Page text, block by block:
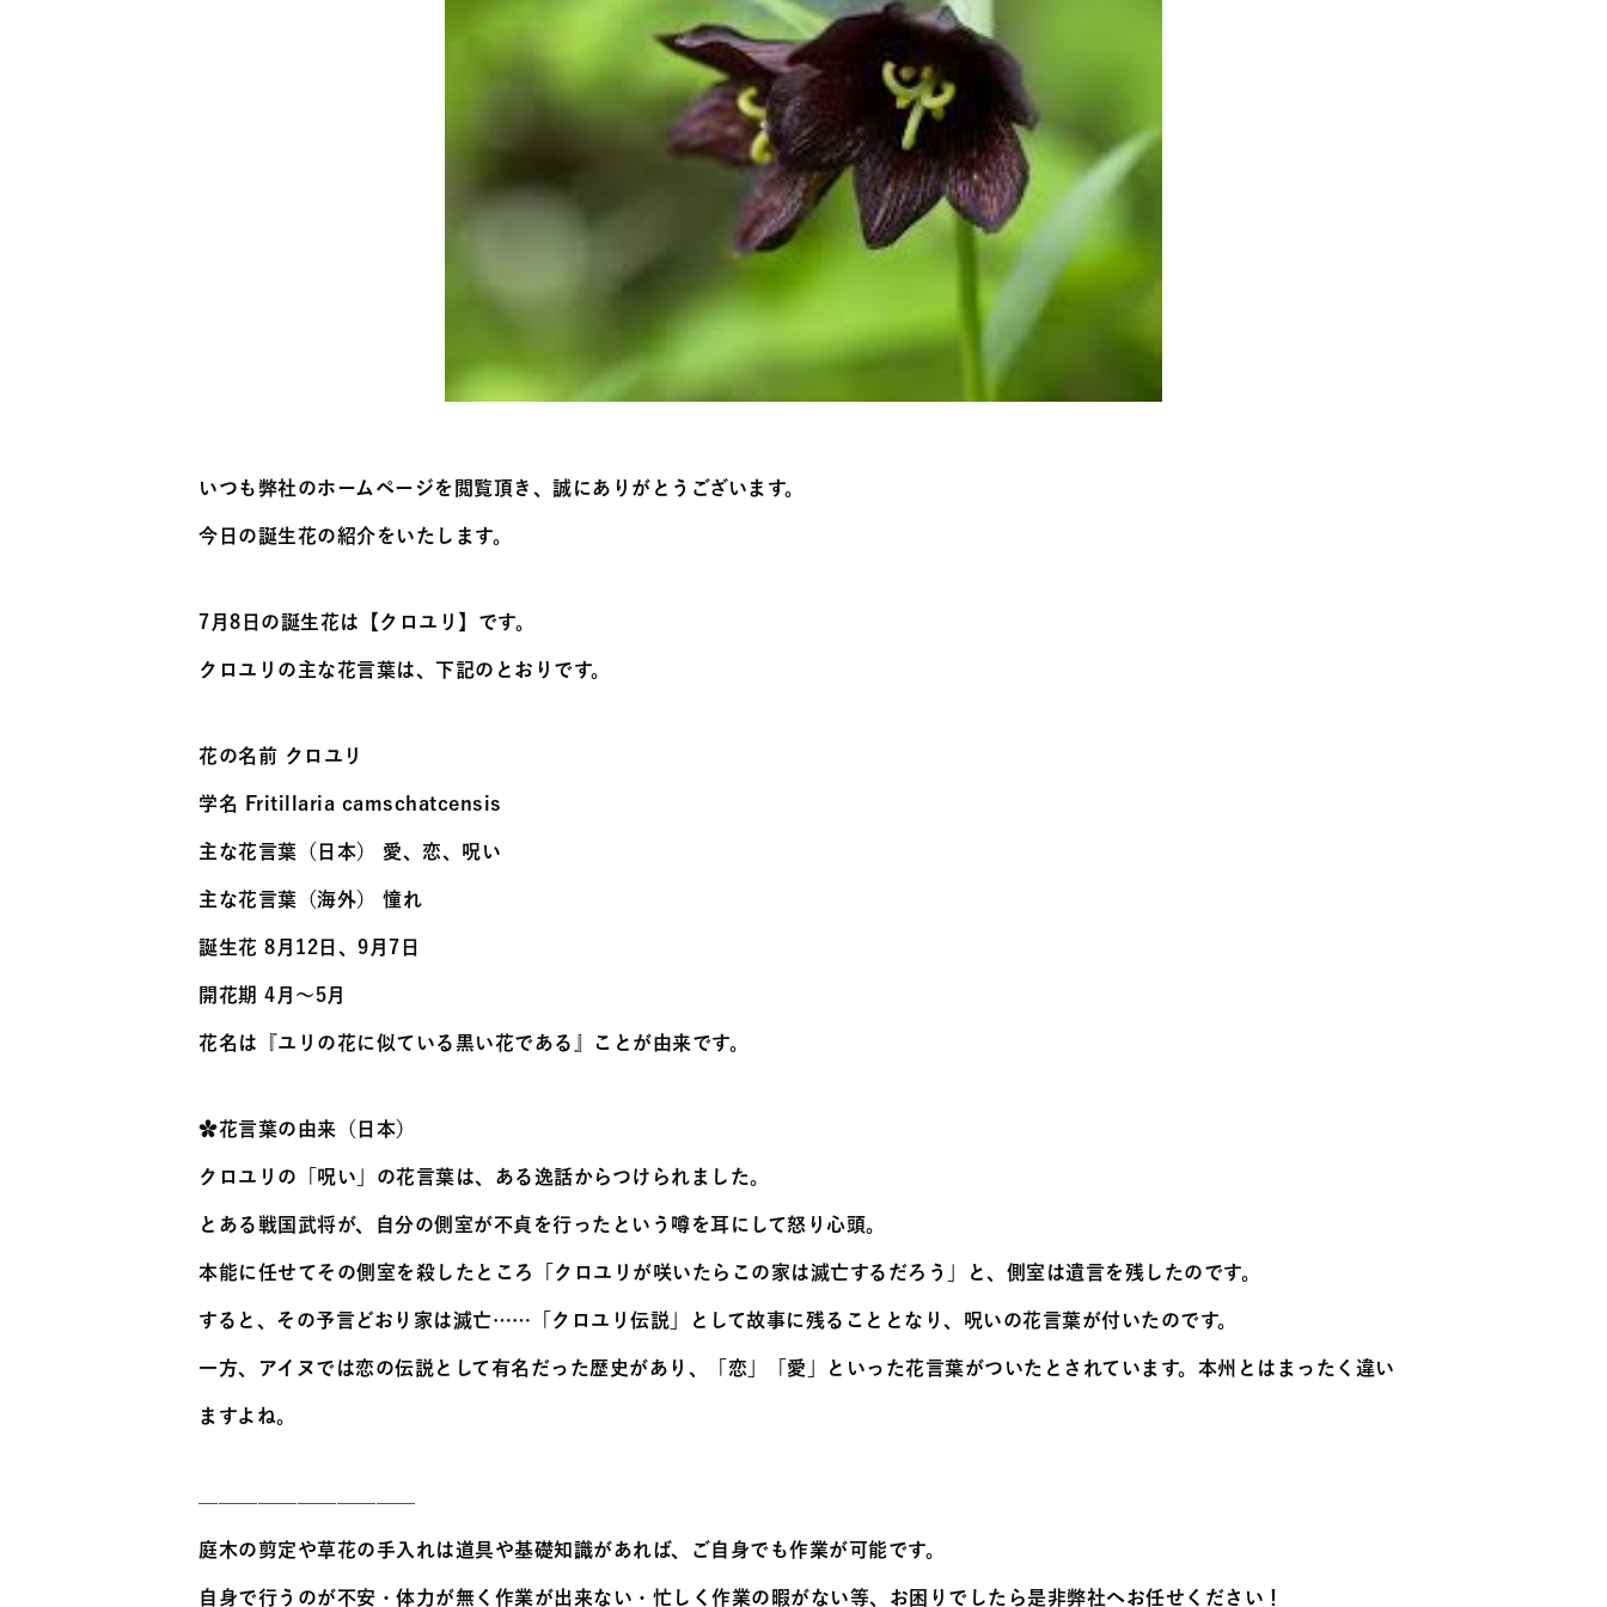
いつも弊社のホームページを閲覧頂き、誠にありがとうございます。
今日の誕生花の紹介をいたします。
7月8日の誕生花は【クロユリ】です。
クロユリの主な花言葉は、下記のとおりです。
花の名前 クロユリ
学名 Fritillaria camschatcensis
主な花言葉（日本） 愛、恋、呪い
主な花言葉（海外） 憧れ
誕生花 8月12日、9月7日
開花期 4月〜5月
花名は『ユリの花に似ている黒い花である』ことが由来です。
✿花言葉の由来（日本）
クロユリの「呪い」の花言葉は、ある逸話からつけられました。
とある戦国武将が、自分の側室が不貞を行ったという噂を耳にして怒り心頭。
本能に任せてその側室を殺したところ「クロユリが咲いたらこの家は滅亡するだろう」と、側室は遺言を残したのです。
すると、その予言どおり家は滅亡……「クロユリ伝説」として故事に残ることとなり、呪いの花言葉が付いたのです。
一方、アイヌでは恋の伝説として有名だった歴史があり、「恋」「愛」といった花言葉がついたとされています。本州とはまったく違い
ますよね。
———————————
庭木の剪定や草花の手入れは道具や基礎知識があれば、ご自身でも作業が可能です。
自身で行うのが不安・体力が無く作業が出来ない・忙しく作業の暇がない等、お困りでしたら是非弊社へお任せください！